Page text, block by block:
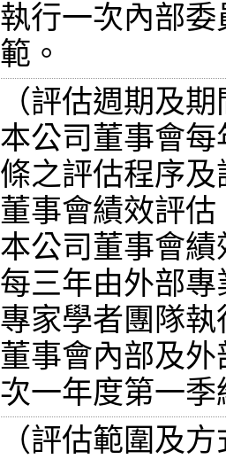
執行一次內部
範。
（評估週期及
本公司董事會
條之評估程序
董事會績效評估
本公司董事會
每三年由外部
專家學者團隊
董事會內部及
次一年度第一
（評估範圍及